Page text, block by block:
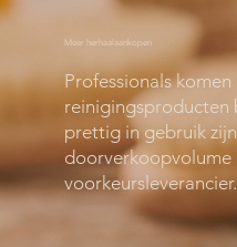
Meer herhaalaankopen
Professionals
reinigingsproducten
prettig in gebruik
doorverkoopvolume
voorkeursleverancier.